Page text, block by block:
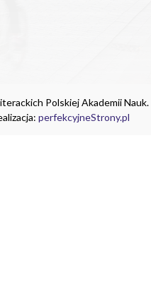
Polskiej Akademii Nauk.
perfekcyjneStrony.pl